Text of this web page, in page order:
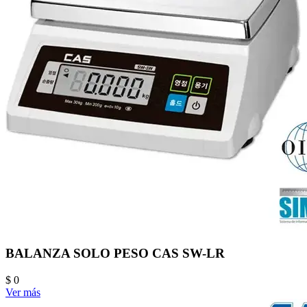
BALANZA SOLO PESO CAS SW-LR
$ 0
Ver más